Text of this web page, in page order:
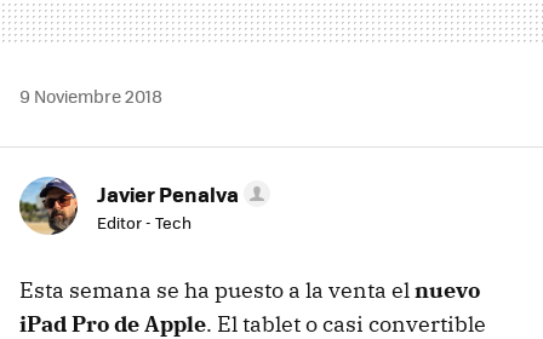
9 Noviembre 2018
Javier Penalva
Editor - Tech
Esta semana se ha puesto a la venta elnuevo
iPad Pro de Apple. El tablet o casi convertible